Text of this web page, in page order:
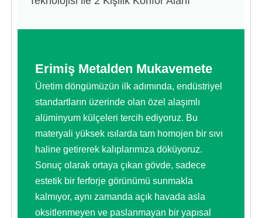
Erimiş Metalden Mukavemete
Üretim döngümüzün ilk adımında, endüstriyel
standartların üzerinde olan özel alaşımlı
alüminyum külçeleri tercih ediyoruz. Bu
materyali yüksek ısılarda tam homojen bir sıvı
haline getirerek kalıplarımıza döküyoruz.
Sonuç olarak ortaya çıkan gövde, sadece
estetik bir ferforje görünümü sunmakla
kalmıyor, aynı zamanda açık havada asla
oksitlenmeyen ve paslanmayan bir yapısal